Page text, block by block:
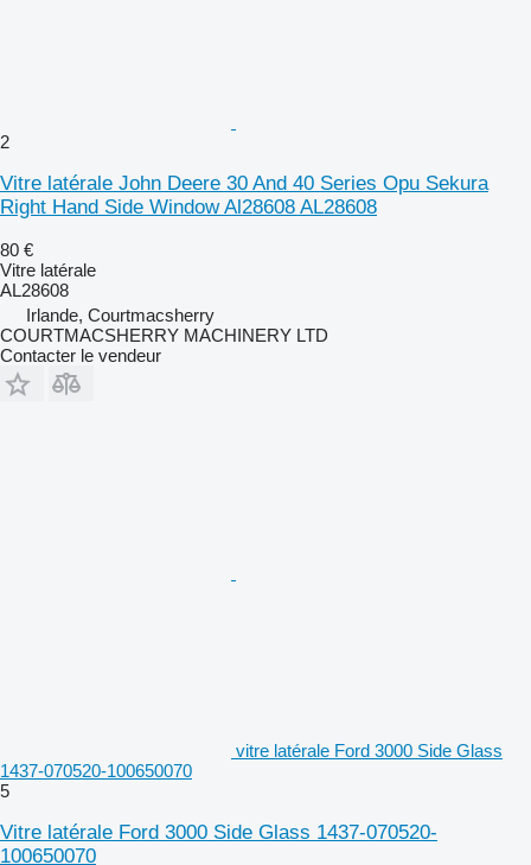
2
Vitre latérale John Deere 30 And 40 Series Opu Sekura
Right Hand Side Window Al28608 AL28608
80 €
Vitre latérale
AL28608
Irlande, Courtmacsherry
COURTMACSHERRY MACHINERY LTD
Contacter le vendeur
vitre latérale Ford 3000 Side Glass
1437-070520-100650070
5
Vitre latérale Ford 3000 Side Glass 1437-070520-
100650070